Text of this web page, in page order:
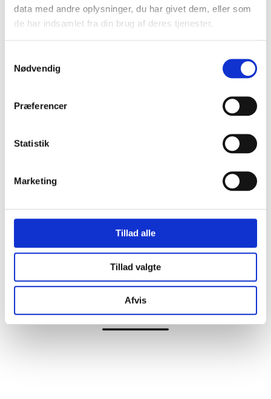
data med andre oplysninger, du har givet dem, eller som
de har indsamlet fra din brug af deres tjenester.
Nødvendig
Præferencer
Statistik
Marketing
Tillad alle
Tillad valgte
Afvis